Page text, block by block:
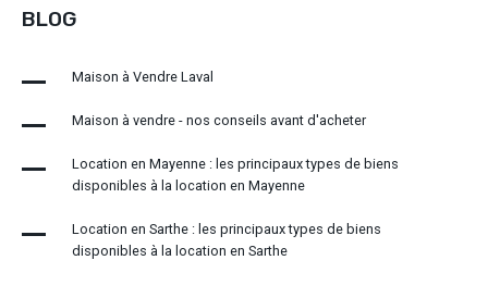
BLOG
Maison à Vendre Laval
Maison à vendre - nos conseils avant d'acheter
Location en Mayenne : les principaux types de biens
disponibles à la location en Mayenne
Location en Sarthe : les principaux types de biens
disponibles à la location en Sarthe